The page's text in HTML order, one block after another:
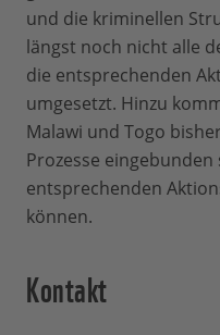
und die kriminellen
längst noch nicht alle
die entsprechenden
umgesetzt. Hinzu
Malawi und Togo
Prozesse
entsprechenden
können.
Kontakt